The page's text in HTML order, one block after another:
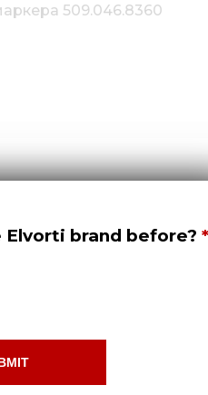
Elvorti brand before?